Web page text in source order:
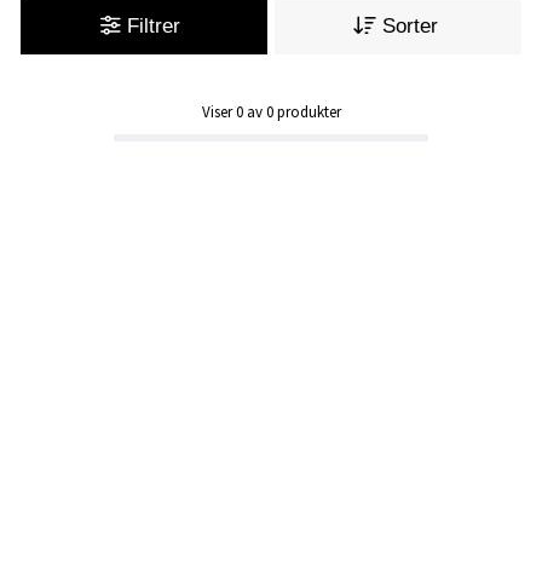
Filtrer Sorter
Viser0av0produkter